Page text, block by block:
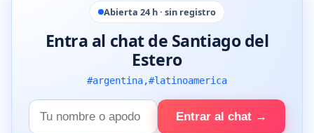
Abierta 24 h · sin registro
Entra al chat de Santiago del
Estero
#argentina,#latinoamerica
Tu
nombre
Entrar al chat →